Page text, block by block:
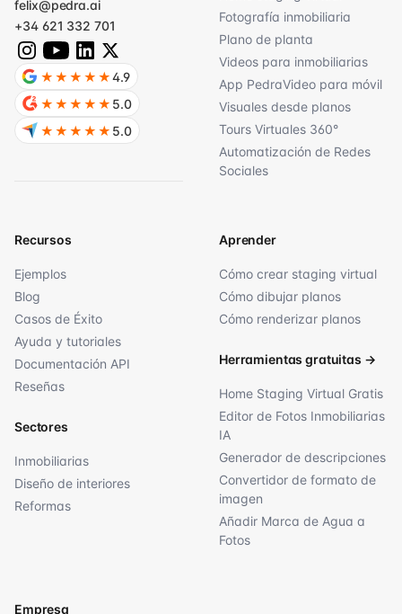
Fotografía inmobiliaria
Plano de planta
Videos para inmobiliarias
App PedraVideo para móvil
Visuales desde planos
Tours Virtuales 360°
Automatización de Redes
Sociales
Recursos
Ejemplos
Blog
Casos de Éxito
Ayuda y tutoriales
Documentación API
Reseñas
Sectores
Inmobiliarias
Diseño de interiores
Reformas
Aprender
Cómo crear staging virtual
Cómo dibujar planos
Cómo renderizar planos
Herramientas gratuitas →
Home Staging Virtual Gratis
Editor de Fotos Inmobiliarias
IA
Generador de descripciones
Convertidor de formato de
imagen
Añadir Marca de Agua a
Fotos
Empresa
felix@pedra.ai
+34 621 332 701
★★★★★4.9
★★★★★ 5.0
★★★★★ 5.0